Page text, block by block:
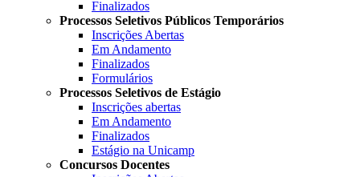
Finalizados
Processos Seletivos Públicos Temporários
Inscrições Abertas
Em Andamento
Finalizados
Formulários
Processos Seletivos de Estágio
Inscrições abertas
Em Andamento
Finalizados
Estágio na Unicamp
Concursos Docentes